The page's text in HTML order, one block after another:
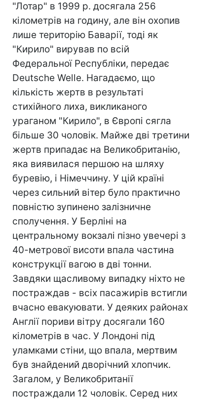
"Лотар" в 1999 р. досягала 256
кілометрів на годину, але він охопив
лише територію Баварії, тоді як
"Кирило" вирував по всій
Федеральної Республіки, передає
Deutsche Welle. Нагадаємо, що
кількість жертв в результаті
стихійного лиха, викликаного
ураганом "Кирило", в Європі сягла
більше 30 чоловік. Майже дві третини
жертв припадає на Великобританію,
яка виявилася першою на шляху
буревію, і Німеччину. У цій країні
через сильний вітер було практично
повністю зупинено залізничне
сполучення. У Берліні на
центральному вокзалі пізно увечері з
40-метрової висоти впала частина
конструкції вагою в дві тонни.
Завдяки щасливому випадку ніхто не
постраждав - всіх пасажирів встигли
вчасно евакуювати. У деяких районах
Англії пориви вітру досягали 160
кілометрів в час. У Лондоні під
уламками стіни, що впала, мертвим
був знайдений дворічний хлопчик.
Загалом, у Великобританії
постраждали 12 чоловік. Серед них